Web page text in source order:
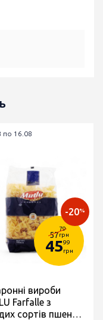
по 16.08
57
79
грн
4599
грн
-20%
вироби
Farfalle з
сортів пшениці